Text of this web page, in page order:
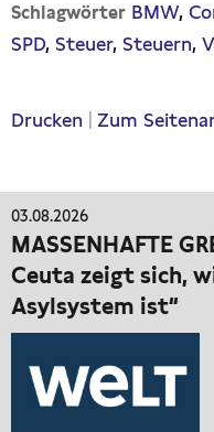
Schlagwörter BMW
SPD Steuer Steuern
Drucken Zum
03.08.2026
MASSENHAFTE
Ceuta zeigt sich,
Asylsystem ist“